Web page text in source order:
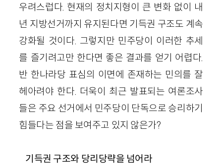
우려스럽다. 현재의 정치지형이 큰 변화 없이 내
년 지방선거까지 유지된다면 기득권 구조도 계속
강화될 것이다. 그렇지만 민주당이 이러한 추세
를 즐기려고만 한다면 좋은 결과를 얻기 어렵다.
반 한나라당 표심의 이면에 존재하는 민의를 잘
헤아려야 한다. 더욱이 최근 발표되는 여론조사
들은 주요 선거에서 민주당이 단독으로 승리하기
힘들다는 점을 보여주고 있지 않은가?
기득권 구조와 당리당략을 넘어라